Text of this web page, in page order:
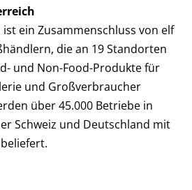
ein Zusammenschluss von elf
die an 19 Standorten
und Non-Food-Produkte für
und Großverbraucher
über 45.000 Betriebe in
Schweiz und Deutschland mit